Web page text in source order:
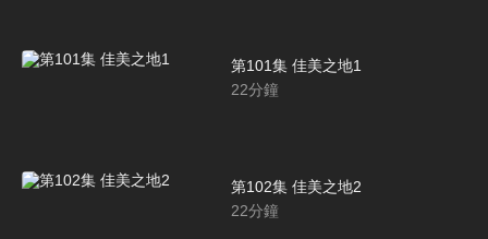
第101集 佳美之地1
22分鐘
第102集 佳美之地2
22分鐘